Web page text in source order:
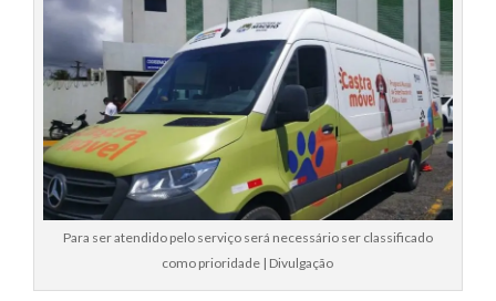
Para ser atendido pelo serviço será necessário ser classificado
como prioridade | Divulgação